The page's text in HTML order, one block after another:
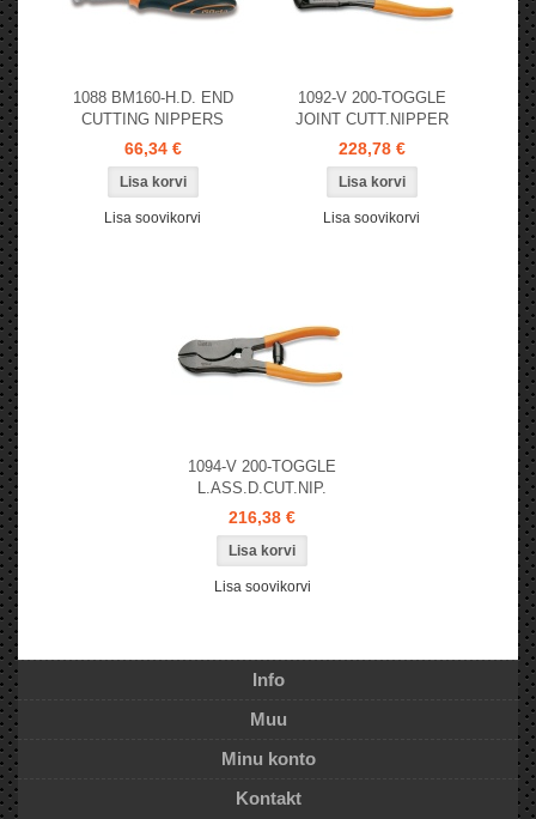
1088 BM160-H.D. END
CUTTING NIPPERS
66,34 €
Lisa soovikorvi
1092-V 200-TOGGLE
JOINT CUTT.NIPPER
228,78 €
Lisa soovikorvi
1094-V 200-TOGGLE
L.ASS.D.CUT.NIP.
216,38 €
Lisa soovikorvi
Info
Muu
Minu konto
Kontakt